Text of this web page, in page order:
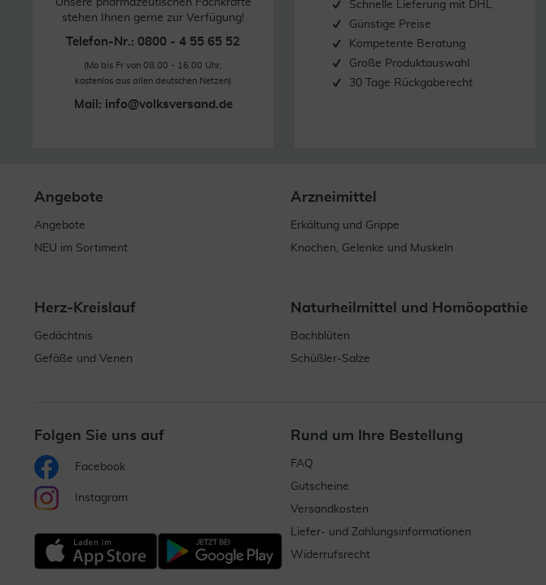
Unsere pharmazeutischen Fachkräfte
stehen Ihnen gerne zur Verfügung!
Telefon-Nr.: 0800 - 4 55 65 52
(Mo bis Fr von 08.00 - 16.00 Uhr,
kostenlos aus allen deutschen Netzen)
Mail: info@volksversand.de
Schnelle Lieferung mit DHL
Günstige Preise
Kompetente Beratung
Große Produktauswahl
30 Tage Rückgaberecht
Angebote
Angebote
NEU im Sortiment
Arzneimittel
Erkältung und Grippe
Knochen, Gelenke und Muskeln
Herz-Kreislauf
Gedächtnis
Gefäße und Venen
Naturheilmittel und Homöopathie
Bachblüten
Schüßler-Salze
Folgen Sie uns auf
Facebook
Instagram
Rund um Ihre Bestellung
FAQ
Gutscheine
Versandkosten
Liefer- und Zahlungsinformationen
Widerrufsrecht